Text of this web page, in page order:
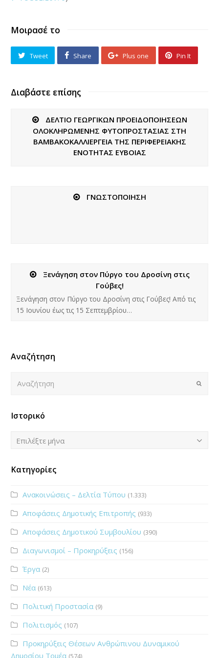
Μοιρασέ το
Tweet Share Plus one Pin It
Διαβάστε επίσης
ΔΕΛΤΙΟ ΓΕΩΡΓΙΚΩΝ ΠΡΟΕΙΔΟΠΟΙΗΣΕΩΝ
ΟΛΟΚΛΗΡΩΜΕΝΗΣ ΦΥΤΟΠΡΟΣΤΑΣΙΑΣ ΣΤΗ
ΒΑΜΒΑΚΟΚΑΛΛΙΕΡΓΕΙΑ ΤΗΣ ΠΕΡΙΦΕΡΕΙΑΚΗΣ
ΕΝΟΤΗΤΑΣ ΕΥΒΟΙΑΣ
ΓΝΩΣΤΟΠΟΙΗΣΗ
Ξενάγηση στον Πύργο του Δροσίνη στις
Γούβες!
Ξενάγηση στον Πύργο του Δροσίνη στις Γούβες! Από τις
15 Ιουνίου έως τις 15 Σεπτεμβρίου…
Αναζήτηση
Submit
Ιστορικό
Ιστορικό
Επιλέξτε μήνα
Κατηγορίες
Ανακοινώσεις – Δελτία Τύπου (1.333)
Αποφάσεις Δημοτικής Επιτροπής (933)
Αποφάσεις Δημοτικού Συμβουλίου (390)
Διαγωνισμοί – Προκηρύξεις (156)
Έργα (2)
Νέα (613)
Πολιτική Προστασία (9)
Πολιτισμός (107)
Προκηρύξεις Θέσεων Ανθρώπινου Δυναμικού
Δημοσίου Τομέα (574)